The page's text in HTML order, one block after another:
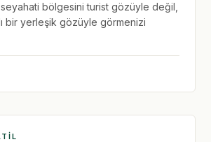
bölgesini turist gözüyle değil,
bir yerleşik gözüyle görmenizi